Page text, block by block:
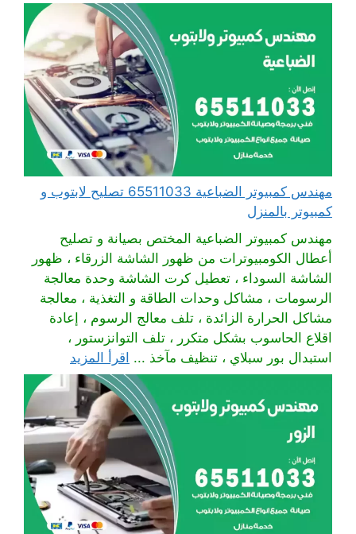
مهندس كمبيوتر الضباعية 65511033 تصليح لابتوب و
كمبيوتر بالمنزل
مهندس كمبيوتر الضباعية المختص بصيانة و تصليح
أعطال الكومبيوترات من ظهور الشاشة الزرقاء ، ظهور
الشاشة السوداء ، تعطيل كرت الشاشة وحدة معالجة
الرسومات ، مشاكل وحدات الطاقة و التغذية ، معالجة
مشاكل الحرارة الزائدة ، تلف معالج الرسوم ، إعادة
اقلاع الحاسوب بشكل متكرر ، تلف التوانزستور ،
استبدال بور سبلاي ، تنظيف مآخذ ... اقرأ المزيد